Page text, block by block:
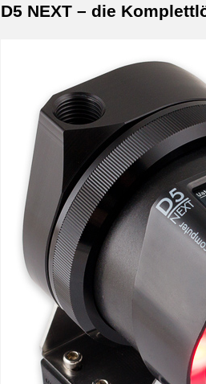
D5 NEXT – die